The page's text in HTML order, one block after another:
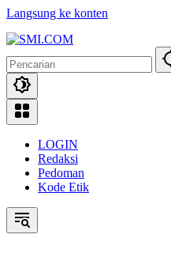
Langsung ke konten
LOGIN
Redaksi
Pedoman
Kode Etik